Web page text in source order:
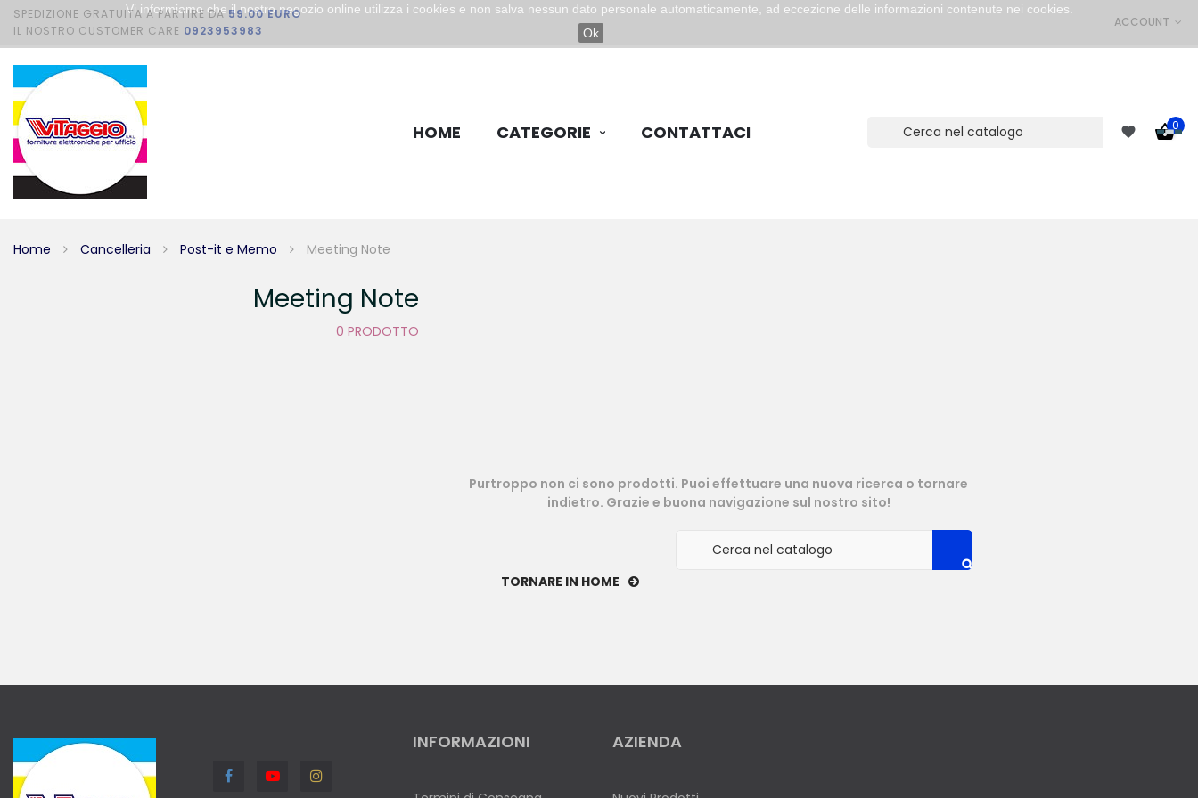
SPEDIZIONE GRATUITA A PARTIRE DA59.00 EURO
IL NOSTRO CUSTOMER CARE 0923953983
ACCOUNT
HOME CATEGORIE CONTATTACI 0
Home Cancelleria Post-it e Memo Meeting Note
Meeting Note
0 PRODOTTO
Purtroppo non ci sono prodotti. Puoi effettuare una nuova ricerca o tornare
indietro. Grazie e buona navigazione sul nostro sito!
TORNARE IN HOME
INFORMAZIONI AZIENDA
Vi informiamo che il nostro negozio online utilizza i cookies e non salva nessun dato personale automaticamente, ad eccezione delle informazioni contenute nei cookies.
Ok